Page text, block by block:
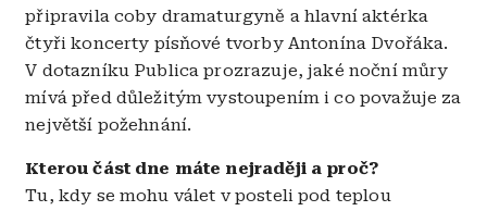
připravila coby dramaturgyně a hlavní aktérka
čtyři koncerty písňové tvorby Antonína Dvořáka.
V dotazníku Publica prozrazuje, jaké noční můry
mívá před důležitým vystoupením i co považuje za
největší požehnání.
Kterou část dne máte nejraději a proč?
Tu, kdy se mohu válet v posteli pod teplou